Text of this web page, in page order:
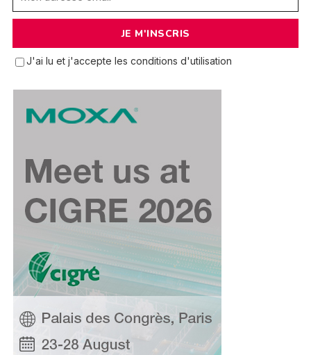
J'ai lu et j'accepte les conditions d'utilisation